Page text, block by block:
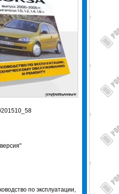
по эксплуатации,